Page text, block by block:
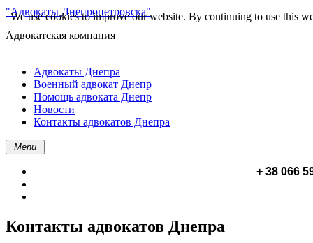
"Адвокаты Днепропетровска"
Адвокатская компания
Адвокаты Днепра
Военный адвокат Днепр
Помощь адвоката Днепр
Новости
Контакты адвокатов Днепра
Menu
+ 38 066
Контакты адвокатов Днепра
We use cookies to improve our website. By continuing to use this